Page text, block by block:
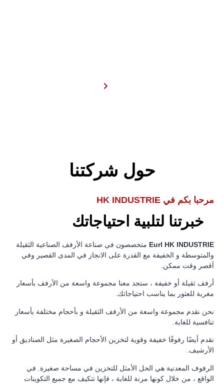
حول شركتنا
مرحبا بكم في HK INDUSTRIE
خبرتنا لتلبية احتياجاتك
Eurl HK INDUSTRIE متخصصون في صناعة الأرفف الصناعية الثقيلة
والمتوسطة و الخفيفة مع القدرة على الانجاز في المدى القصير وفي
أقصر وقت ممكن.
أرفف ثقيلة أو خفيفة ، ستجد معنا مجموعة واسعة من الأرفف بأسعار
مغرية للعثور بما يناسب احتياجاتك.
نحن نقدم مجموعة واسعة من الأرفف الثقيلة و بأحجام مختلفة بأسعار
تنافسية للغاية.
نقدم أيضًا رفوفًا خفيفة وقوية لتخزين الأحجام الصغيرة مثل الصناديق أو
الأرشيف.
الرفوف المعدنية هي الحل الأمثل للتخزين في مساحة صغيرة. في
الواقع ، من خلال كونها مرنة للغاية ، فإنها تتكيف مع جميع التكوينات